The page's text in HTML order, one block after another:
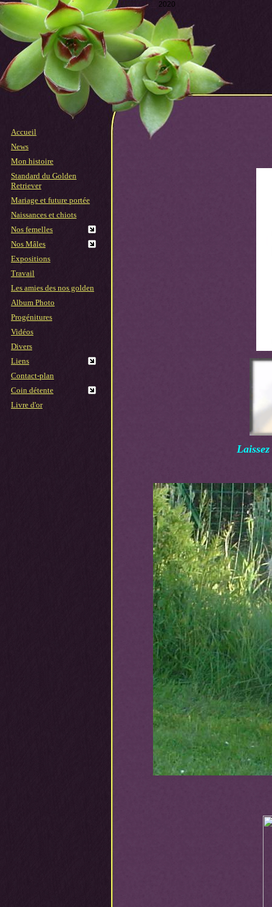
Accueil
News
Mon histoire
Standard du Golden
Retriever
Mariage et future portée
Naissances et chiots
Nos femelles
Nos Mâles
Expositions
Travail
Les amies des nos golden
Album Photo
Progénitures
Vidéos
Divers
Liens
Contact-plan
Coin détente
Livre d'or
2020